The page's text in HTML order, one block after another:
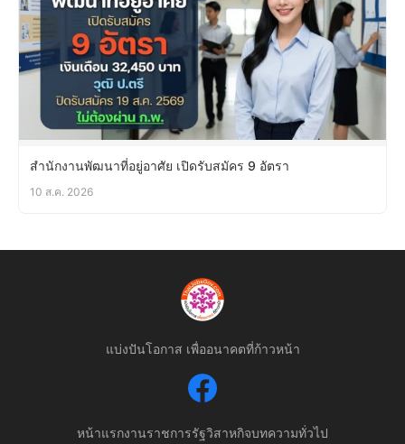
สำนักงานพัฒนาที่อยู่อาศัย เปิดรับสมัคร 9 อัตรา
10 ส.ค. 2026
แบ่งปันโอกาส เพื่ออนาคตที่ก้าวหน้า
หน้าแรกงานราชการรัฐวิสาหกิจบทความทั่วไป